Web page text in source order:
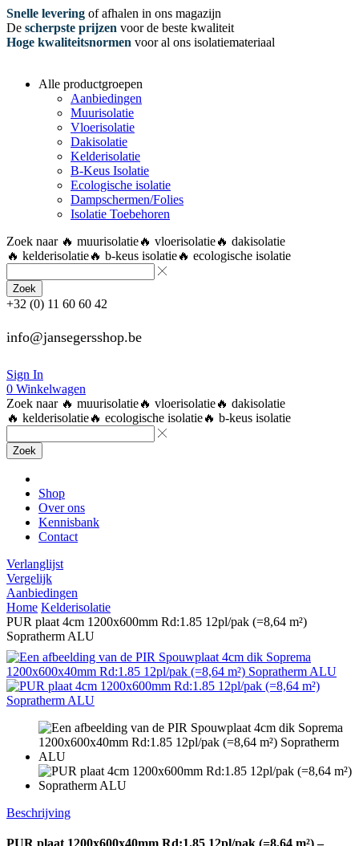
Snelle levering of afhalen in ons magazijn
De scherpste prijzen voor de beste kwaliteit
Hoge kwaliteitsnormen voor al ons isolatiemateriaal
Alle productgroepen
Aanbiedingen
Muurisolatie
Vloerisolatie
Dakisolatie
Kelderisolatie
B-Keus Isolatie
Ecologische isolatie
Dampschermen/Folies
Isolatie Toebehoren
Zoek naar 🔥 muurisolatie🔥 vloerisolatie🔥 dakisolatie
🔥 kelderisolatie🔥 b-keus isolatie🔥 ecologische isolatie
Zoek
+32 (0) 11 60 60 42
info@jansegersshop.be
Sign In
0 Winkelwagen
Zoek naar 🔥 muurisolatie🔥 vloerisolatie🔥 dakisolatie
🔥 kelderisolatie🔥 ecologische isolatie🔥 b-keus isolatie
Zoek
Shop
Over ons
Kennisbank
Contact
Verlanglijst
Vergelijk
Aanbiedingen
Home Kelderisolatie
PUR plaat 4cm 1200x600mm Rd:1.85 12pl/pak (=8,64 m²)
Sopratherm ALU
Beschrijving